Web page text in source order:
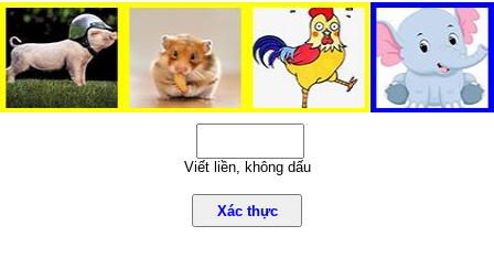
Viết liền, không dấu
Xác thực